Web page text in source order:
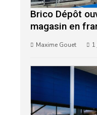
Brico Dépôt
magasin en
Maxime Gouet